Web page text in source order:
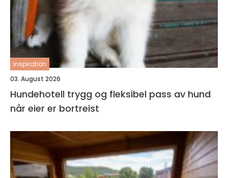
inspiration
03. August 2026
Hundehotell trygg og fleksibel pass av hund
når eier er bortreist